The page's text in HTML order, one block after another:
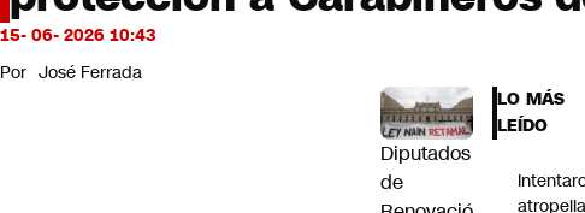
Cultura
Servicios
Bits
CNN Data
15- 06- 2026 10:43
Por José Ferrada
Diputados
de
LO MÁS
LEÍDO